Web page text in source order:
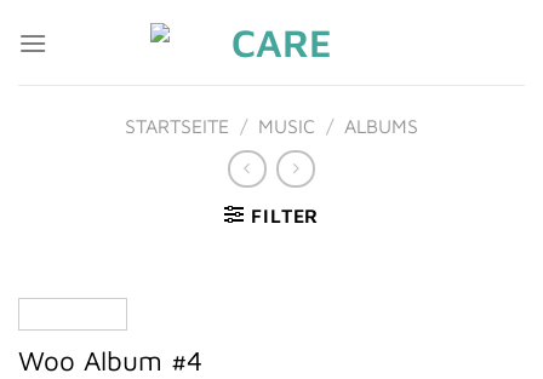
Inhalt
STARTSEITE / MUSIC / ALBUMS
FILTER
Woo Album #4